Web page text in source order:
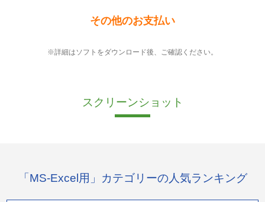
その他のお支払い
※詳細はソフトをダウンロード後、ご確認ください。
スクリーンショット
「MS-Excel用」カテゴリーの人気ランキング